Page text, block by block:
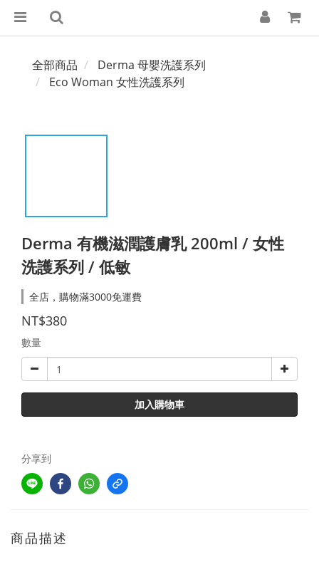
全部商品
Derma 母嬰洗護系列
Eco Woman 女性洗護系列​
Derma 有機滋潤護膚乳 200ml / 女性
洗護系列 / 低敏
全店，購物滿3000免運費
NT$380
數量
加入購物車
分享到
商品描述